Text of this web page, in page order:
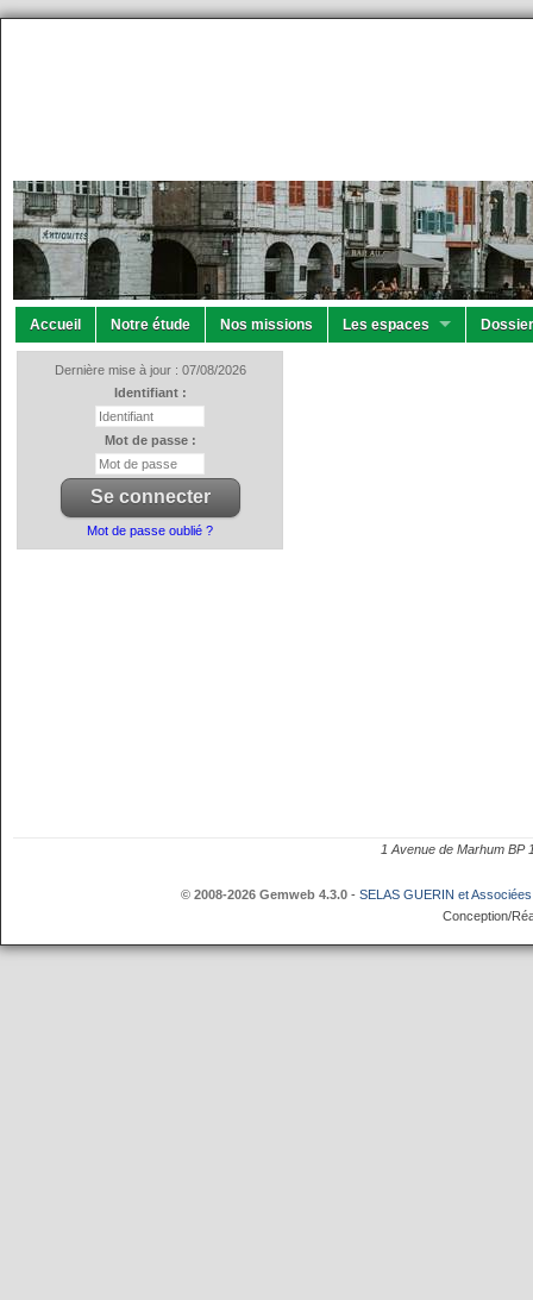
Accueil Notre étude Nos missions Les espaces
Dernière mise à jour : 07/08/2026
Identifiant :
Mot de passe :
Mot de passe oublié ?
1 Avenue de Marhum BP
© 2008-2026 Gemweb 4.3.0 - SELAS GUERIN et Associées
Conception/